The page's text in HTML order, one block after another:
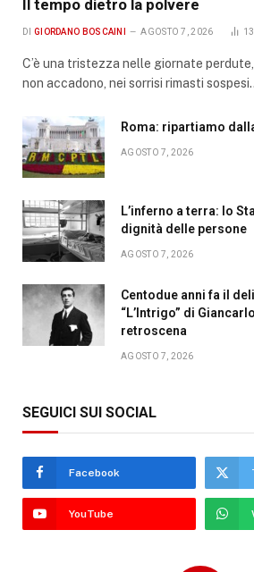
Il tempo dietro la polvere
DI GIORDANO BOSCAINI AGOSTO 7, 2026 13
C’è una tristezza nelle giornate
non accadono, nei sorrisi rimasti
Roma: ripartiamo
AGOSTO 7, 2026
L’inferno a terra: lo
dignità delle persone
AGOSTO 7, 2026
Centodue anni fa il
“L’Intrigo” di
retroscena
AGOSTO 7, 2026
SEGUICI SUI SOCIAL
Facebook
YouTube